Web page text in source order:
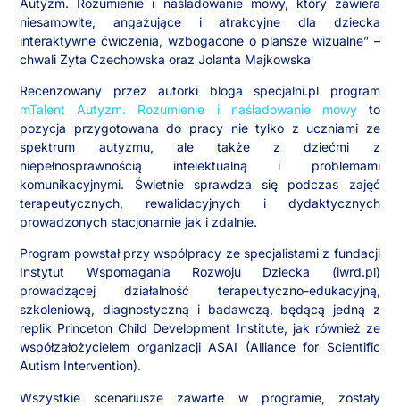
niesamowite, angażujące i atrakcyjne dla dziecka
interaktywne ćwiczenia, wzbogacone o plansze wizualne” –
chwali Zyta Czechowska oraz Jolanta Majkowska
Recenzowany przez autorki bloga specjalni.pl program
mTalent Autyzm. Rozumienie i naśladowanie mowyto
pozycja przygotowana do pracy nie tylko z uczniami ze
spektrum autyzmu, ale także z dziećmi z
niepełnosprawnością intelektualną i problemami
komunikacyjnymi. Świetnie sprawdza się podczas zajęć
terapeutycznych, rewalidacyjnych i dydaktycznych
prowadzonych stacjonarnie jak i zdalnie.
Program powstał przy współpracy ze specjalistami z fundacji
Instytut Wspomagania Rozwoju Dziecka (iwrd.pl)
prowadzącej działalność terapeutyczno-edukacyjną,
szkoleniową, diagnostyczną i badawczą, będącą jedną z
replik Princeton Child Development Institute, jak również ze
współzałożycielem organizacji ASAI (Alliance for Scientific
Autism Intervention).
Wszystkie scenariusze zawarte w programie, zostały